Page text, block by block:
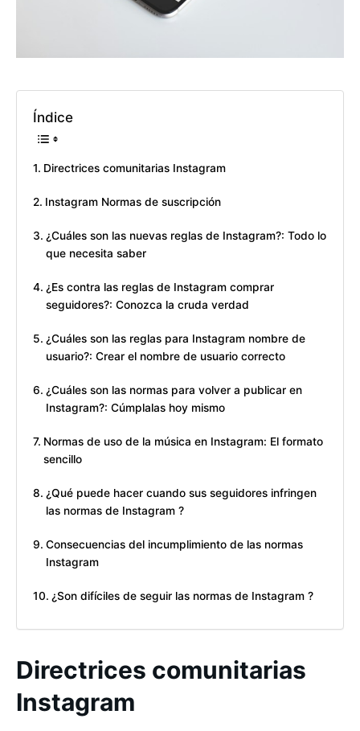
Índice
Directrices comunitarias Instagram
Instagram Normas de suscripción
¿Cuáles son las nuevas reglas de Instagram?: Todo lo
que necesita saber
¿Es contra las reglas de Instagram comprar
seguidores?: Conozca la cruda verdad
¿Cuáles son las reglas para Instagram nombre de
usuario?: Crear el nombre de usuario correcto
¿Cuáles son las normas para volver a publicar en
Instagram?: Cúmplalas hoy mismo
Normas de uso de la música en Instagram: El formato
sencillo
¿Qué puede hacer cuando sus seguidores infringen
las normas de Instagram ?
Consecuencias del incumplimiento de las normas
Instagram
¿Son difíciles de seguir las normas de Instagram ?
Directrices comunitarias
Instagram